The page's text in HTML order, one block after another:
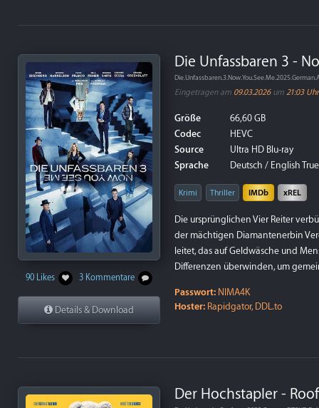
90 Likes 3 Kommentare
Details & Download
Die Unfassbaren 3 -
Eingetragen am 09.03.2026um 21:03 Uhr
Größe
66,60 GB
Codec
HEVC
Source
Ultra HD Blu-ray
Sprache
Deutsch / English
Krimi Thriller IMDb xREL
Die ursprünglichen Vier Reiter
der mächtigen Diamantenerbin
leitet, das auf Geldwäsche und
Differenzen überwinden, um
Passwort: NIMA4K
Hoster: Rapidgator, DDL.to
Der Hochstapler -